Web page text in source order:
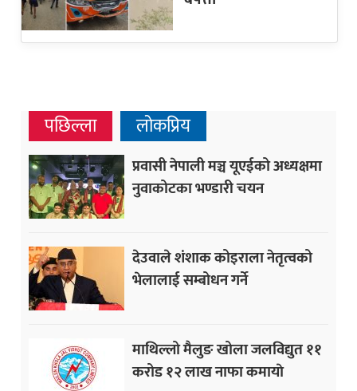
पछिल्ला लोकप्रिय
प्रवासी नेपाली मञ्च यूएईको अध्यक्षमा
नुवाकोटका भण्डारी चयन
देउवाले शंशाक कोइराला नेतृत्वको
भेलालाई सम्बोधन गर्ने
माथिल्लो मैलुङ खोला जलविद्युत ११
करोड १२ लाख नाफा कमायाे